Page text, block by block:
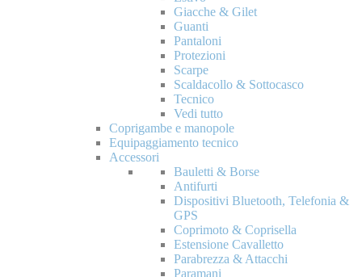
Giacche & Gilet
Guanti
Pantaloni
Protezioni
Scarpe
Scaldacollo & Sottocasco
Tecnico
Vedi tutto
Coprigambe e manopole
Equipaggiamento tecnico
Accessori
Bauletti & Borse
Antifurti
Dispositivi Bluetooth, Telefonia &
GPS
Coprimoto & Coprisella
Estensione Cavalletto
Parabrezza & Attacchi
Paramani